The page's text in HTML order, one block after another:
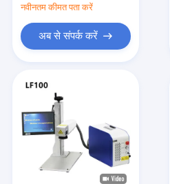
उत्पादों
हमारे बारे में
कारखाना भ्रमण
नवीनतम कीमत पता करें
अब से संपर्क करें